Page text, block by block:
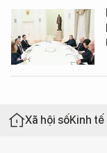
Xã hội sốKinh tế